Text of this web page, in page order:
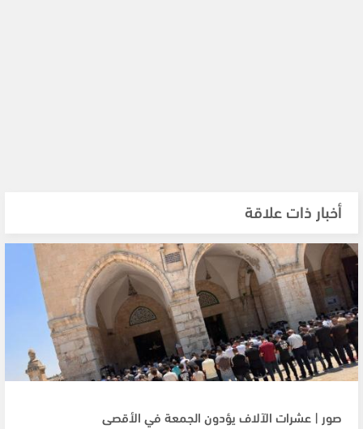
أخبار ذات علاقة
صور | عشرات الآلاف يؤدون الجمعة في الأقصى